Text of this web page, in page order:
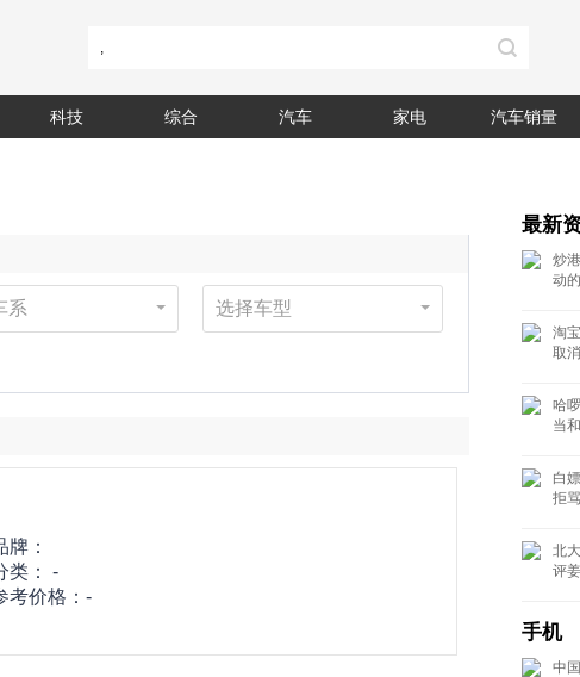
科技 综合 汽车 家电 汽车销量
系 选择车型
牌：
类： -
考价格：-
最新
炒
动
淘
取
哈
当
白
拒
北
评
手机
中